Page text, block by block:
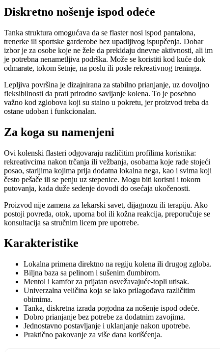
Diskretno nošenje ispod odeće
Tanka struktura omogućava da se flaster nosi ispod pantalona,
trenerke ili sportske garderobe bez upadljivog ispupčenja. Dobar
izbor je za osobe koje ne žele da prekidaju dnevne aktivnosti, ali im
je potrebna nenametljiva podrška. Može se koristiti kod kuće dok
odmarate, tokom šetnje, na poslu ili posle rekreativnog treninga.
Lepljiva površina je dizajnirana za stabilno prianjanje, uz dovoljno
fleksibilnosti da prati prirodno savijanje kolena. To je posebno
važno kod zglobova koji su stalno u pokretu, jer proizvod treba da
ostane udoban i funkcionalan.
Za koga su namenjeni
Ovi kolenski flasteri odgovaraju različitim profilima korisnika:
rekreativcima nakon trčanja ili vežbanja, osobama koje rade stojeći
posao, starijima kojima prija dodatna lokalna nega, kao i svima koji
često pešače ili se penju uz stepenice. Mogu biti korisni i tokom
putovanja, kada duže sedenje dovodi do osećaja ukočenosti.
Proizvod nije zamena za lekarski savet, dijagnozu ili terapiju. Ako
postoji povreda, otok, uporna bol ili kožna reakcija, preporučuje se
konsultacija sa stručnim licem pre upotrebe.
Karakteristike
Lokalna primena direktno na regiju kolena ili drugog zgloba.
Biljna baza sa pelinom i sušenim đumbirom.
Mentol i kamfor za prijatan osvežavajuće-topli utisak.
Univerzalna veličina koja se lako prilagođava različitim
obimima.
Tanka, diskretna izrada pogodna za nošenje ispod odeće.
Dobro prianjanje bez potrebe za dodatnim zavojima.
Jednostavno postavljanje i uklanjanje nakon upotrebe.
Praktično pakovanje za više dana korišćenja.